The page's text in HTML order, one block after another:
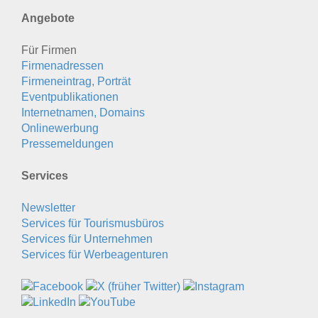
Angebote
Für Firmen
Firmenadressen
Firmeneintrag, Porträt
Eventpublikationen
Internetnamen, Domains
Onlinewerbung
Pressemeldungen
Services
Newsletter
Services für Tourismusbüros
Services für Unternehmen
Services für Werbeagenturen